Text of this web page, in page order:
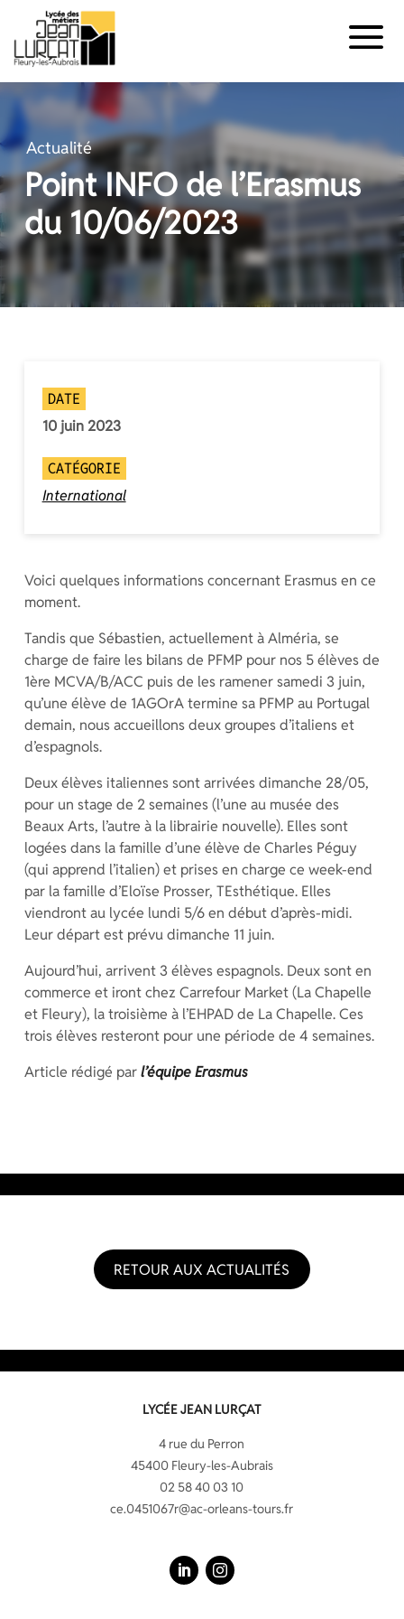
contenu
Actualité
Point INFO de l’Erasmus
du 10/06/2023
DATE
10 juin 2023
CATÉGORIE
International
Voici quelques informations concernant Erasmus en ce
moment.
Tandis que Sébastien, actuellement à Alméria, se
charge de faire les bilans de PFMP pour nos 5 élèves de
1ère MCVA/B/ACC puis de les ramener samedi 3 juin,
qu’une élève de 1AGOrA termine sa PFMP au Portugal
demain, nous accueillons deux groupes d’italiens et
d’espagnols.
Deux élèves italiennes sont arrivées dimanche 28/05,
pour un stage de 2 semaines (l’une au musée des
Beaux Arts, l’autre à la librairie nouvelle). Elles sont
logées dans la famille d’une élève de Charles Péguy
(qui apprend l’italien) et prises en charge ce week-end
par la famille d’Eloïse Prosser, TEsthétique. Elles
viendront au lycée lundi 5/6 en début d’après-midi.
Leur départ est prévu dimanche 11 juin.
Aujourd’hui, arrivent 3 élèves espagnols. Deux sont en
commerce et iront chez Carrefour Market (La Chapelle
et Fleury), la troisième à l’EHPAD de La Chapelle. Ces
trois élèves resteront pour une période de 4 semaines.
Article rédigé parl’équipe Erasmus
RETOUR AUX ACTUALITÉS
LYCÉE JEAN LURÇAT
4 rue du Perron
45400 Fleury-les-Aubrais
02 58 40 03 10
ce.0451067r@ac-orleans-tours.fr
Panneau de gestion des cookies